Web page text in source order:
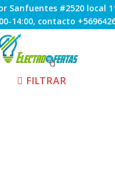
Sanfuentes #2520 local
14:00, contacto
FILTRAR